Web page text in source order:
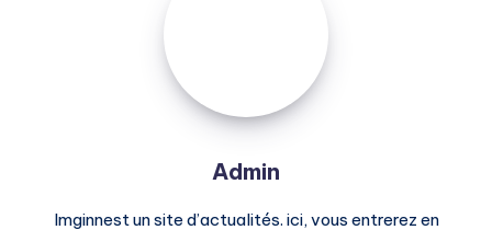
Admin
Imginnest un site d’actualités. ici, vous entrerez en